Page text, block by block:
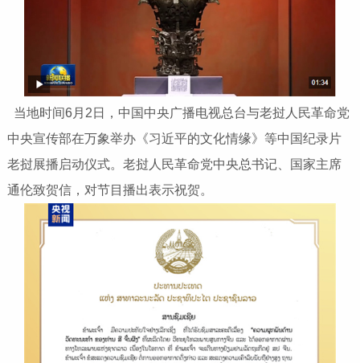
当地时间6月2日，中国中央广播电视总台与老挝人民革命党
中央宣传部在万象举办《习近平的文化情缘》等中国纪录片
老挝展播启动仪式。老挝人民革命党中央总书记、国家主席
通伦致贺信，对节目播出表示祝贺。